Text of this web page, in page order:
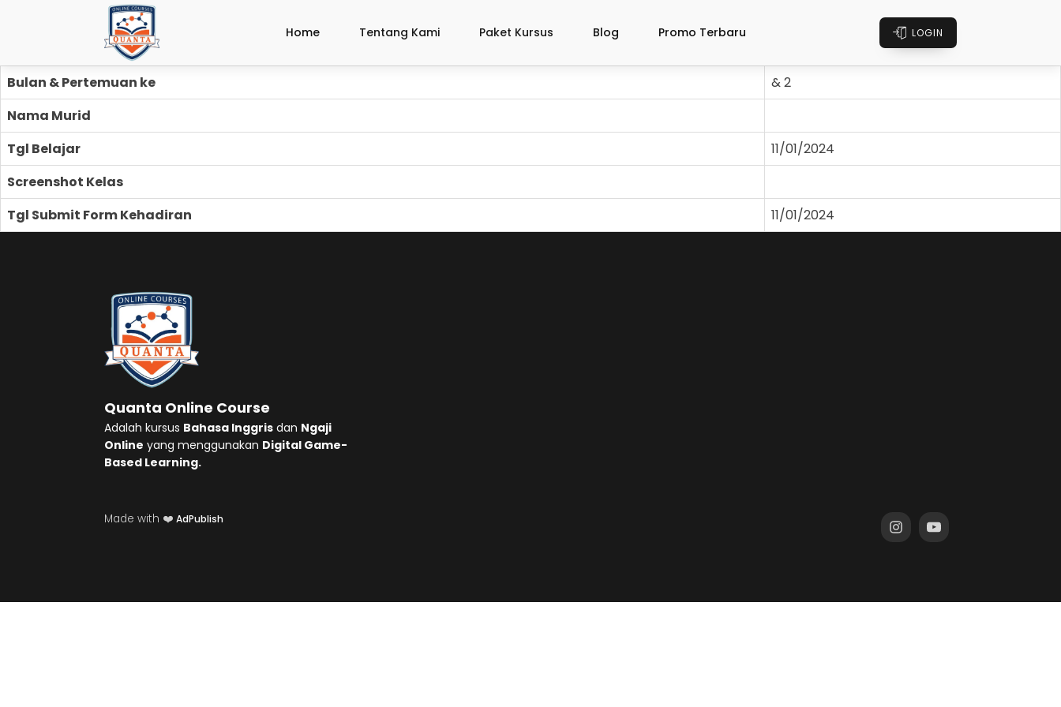
Home Tentang Kami Paket Kursus Blog Promo Terbaru LOGIN
Bulan & Pertemuan ke
& 2
Nama Murid
Tgl Belajar
11/01/2024
Screenshot Kelas
Tgl Submit Form Kehadiran
11/01/2024
Quanta Online Course
Adalah kursus Bahasa Inggris dan Ngaji
Online yang menggunakan Digital Game-
Based Learning.
Made with ❤️ AdPublish